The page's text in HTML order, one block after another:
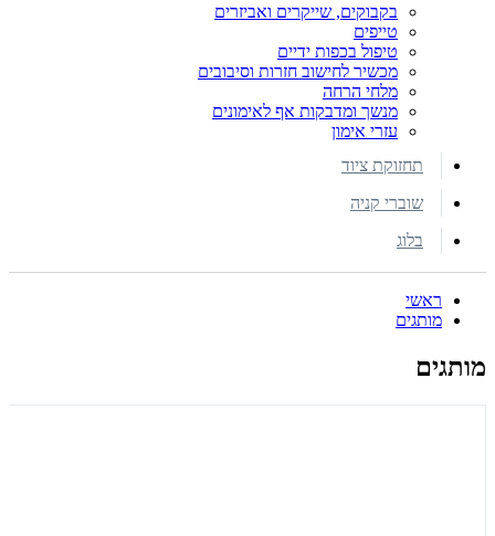
בקבוקים, שייקרים ואביזרים
טייפים
טיפול בכפות ידיים
מכשיר לחישוב חזרות וסיבובים
מלחי הרחה
מנשך ומדבקות אף לאימונים
עזרי אימון
תחזוקת ציוד
שוברי קניה
בלוג
ראשי
מותגים
מותגים